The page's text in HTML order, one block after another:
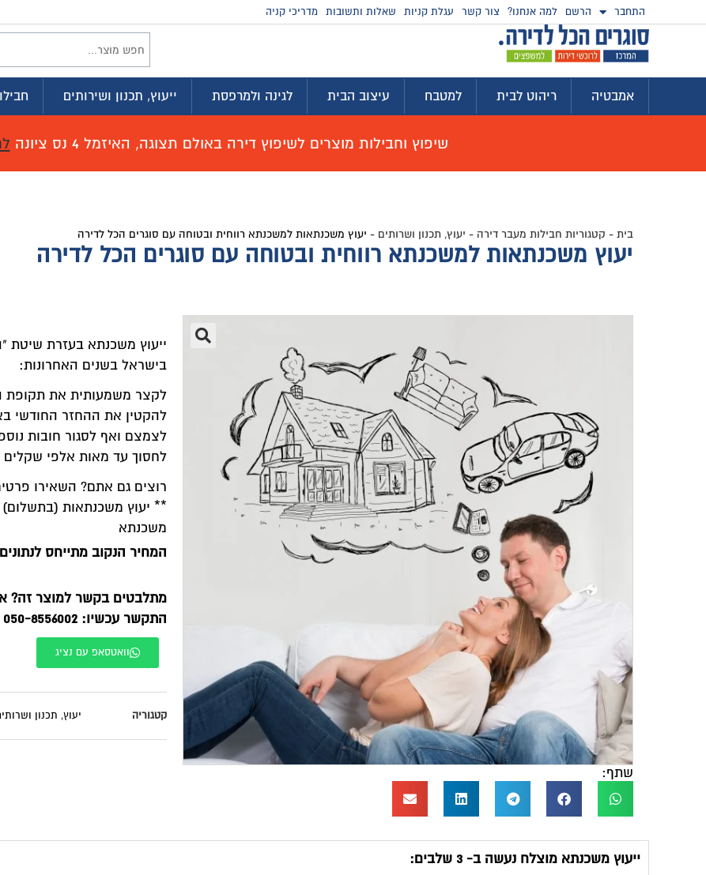
התחבר הרשם למה אנחנו? צור קשר עגלת קניות שאלות ותשובות מדריכי קניה
אמבטיה ריהוט לבית למטבח עיצוב הבית לגינה ולמרפסת ייעוץ, תכנון ושירותים
שיפוץ וחבילות מוצרים לשיפוץ דירה באולם תצוגה, האיזמל 4 נס ציונה
בית - קטגוריות חבילות מעבר דירה - יעוץ, תכנון ושרותים - יעוץ משכנתאות למשכנתא רווחית ובטוחה עם סוגרים הכל לדירה
יעוץ משכנתאות למשכנתא רווחית ובטוחה עם סוגרים הכל לדירה
שתף:
ייעוץ משכנתא בעזרת שיטת
בישראל בשנים האחרונות:
לקצר משמעותית את תקופת
להקטין את ההחזר החודשי
לצמצם ואף לסגור חובות
לחסוך עד מאות אלפי
רוצים גם אתם? השאירו
** יעוץ משכנתאות
משכנתא
המחיר הנקוב מתייחס
מתלבטים בקשר למוצר זה?
התקשר עכשיו: 050-8556002
וואטסאפ עם נציג
קטגוריה יעוץ, תכנון
ייעוץ משכנתא מוצלח נעשה ב- 3 שלבים: